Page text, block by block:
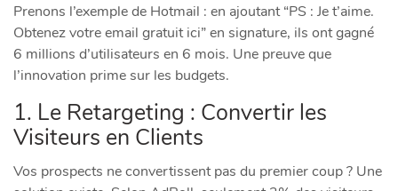
Prenons l’exemple de Hotmail : en ajoutant “PS : Je t’aime.
Obtenez votre email gratuit ici” en signature, ils ont gagné
6 millions d’utilisateurs en 6 mois. Une preuve que
l’innovation prime sur les budgets.
1. Le Retargeting : Convertir les
Visiteurs en Clients
Vos prospects ne convertissent pas du premier coup ? Une